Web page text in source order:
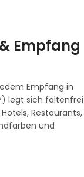
Empfang
Empfang in
legt sich faltenfrei
Restaurants,
und